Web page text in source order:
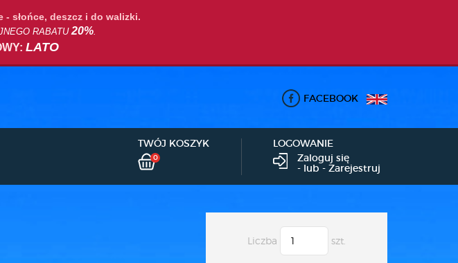
- słońce, deszcz i do walizki.
RABATU20%.
LATO
FACEBOOK
TWÓJ KOSZYK
0
LOGOWANIE
Zaloguj się
- lub - Zarejestruj
Liczba szt.